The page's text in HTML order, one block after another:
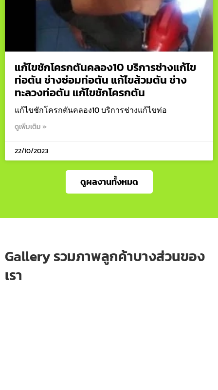
แก้ไขชักโครกตันคลอง10 บริการช่างแก้ไข
ท่อตัน ช่างซ่อมท่อตัน แก้ไขส้วมตัน ช่าง
ทะลวงท่อตัน แก้ไขชักโครกตัน
แก้ไขชักโครกตันคลอง10 บริการช่างแก้ไขท่อ
ดูเพิ่มเติม »
22/10/2023
ดูผลงานทั้งหมด
Gallery รวมภาพลูกค้าบางส่วนของ
เรา